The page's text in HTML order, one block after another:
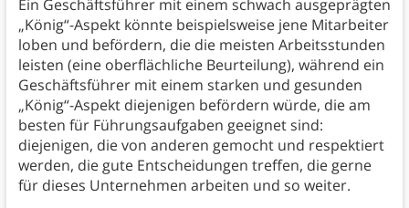
Ein Geschäftsführer mit einem schwach ausgeprägten
„König“-Aspekt könnte beispielsweise jene Mitarbeiter
loben und befördern, die die meisten Arbeitsstunden
leisten (eine oberflächliche Beurteilung), während ein
Geschäftsführer mit einem starken und gesunden
„König“-Aspekt diejenigen befördern würde, die am
besten für Führungsaufgaben geeignet sind:
diejenigen, die von anderen gemocht und respektiert
werden, die gute Entscheidungen treffen, die gerne
für dieses Unternehmen arbeiten und so weiter.